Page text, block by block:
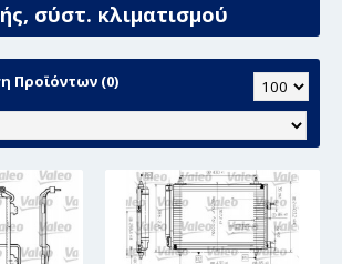
σύστ. κλιματισμού
Προϊόντων (0)